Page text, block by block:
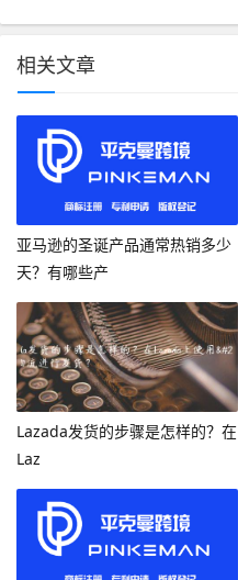
相关文章
亚马逊的圣诞产品通常热销多少
天？有哪些产
Lazada发货的步骤是怎样的？在
Laz